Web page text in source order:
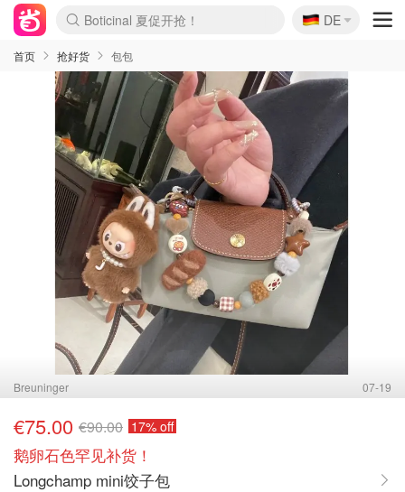
Boticinal 夏促开抢！
还没结束！&OtherStories大促
Joybuy变相75折 随时失效
速领！Stanley独家85折
疑似霸哥！Camper额外叠85折
Zalando 奥莱闪促！每日更新
Moncler反季囤！5折起+叠9折
Coach Brooklyn仅€192
🇩🇪
DE
首页 抢好货 包包
Breuninger 07-19
€75.00 €90.00 17% off
鹅卵石色罕见补货！
Longchamp mini饺子包